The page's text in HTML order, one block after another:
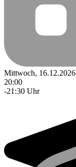
Mittwoch, 16.12.2026
20:00
-21:30 Uhr